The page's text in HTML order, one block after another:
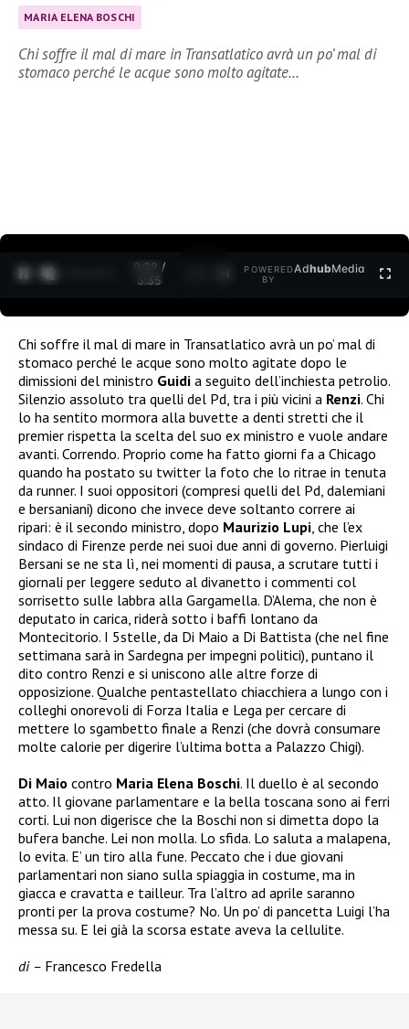
MARIA ELENA BOSCHI
Chi soffre il mal di mare in Transatlatico avrà un po’ mal di
stomaco perché le acque sono molto agitate…
0:30 /
3:35
POWERED
BY
AdhubMedia
Chi soffre il mal di mare in Transatlatico avrà un po’ mal di
stomaco perché le acque sono molto agitate dopo le
dimissioni del ministro Guidi a seguito dell’inchiesta petrolio.
Silenzio assoluto tra quelli del Pd, tra i più vicini a Renzi. Chi
lo ha sentito mormora alla buvette a denti stretti che il
premier rispetta la scelta del suo ex ministro e vuole andare
avanti. Correndo. Proprio come ha fatto giorni fa a Chicago
quando ha postato su twitter la foto che lo ritrae in tenuta
da runner. I suoi oppositori (compresi quelli del Pd, dalemiani
e bersaniani) dicono che invece deve soltanto correre ai
ripari: è il secondo ministro, dopo Maurizio Lupi , che l’ex
sindaco di Firenze perde nei suoi due anni di governo. Pierluigi
Bersani se ne sta lì, nei momenti di pausa, a scrutare tutti i
giornali per leggere seduto al divanetto i commenti col
sorrisetto sulle labbra alla Gargamella. D’Alema, che non è
deputato in carica, riderà sotto i baffi lontano da
Montecitorio. I 5stelle, da Di Maio a Di Battista (che nel fine
settimana sarà in Sardegna per impegni politici), puntano il
dito contro Renzi e si uniscono alle altre forze di
opposizione. Qualche pentastellato chiacchiera a lungo con i
colleghi onorevoli di Forza Italia e Lega per cercare di
mettere lo sgambetto finale a Renzi (che dovrà consumare
molte calorie per digerire l’ultima botta a Palazzo Chigi).
Di Maio contro Maria Elena Boschi. Il duello è al secondo
atto. Il giovane parlamentare e la bella toscana sono ai ferri
corti. Lui non digerisce che la Boschi non si dimetta dopo la
bufera banche. Lei non molla. Lo sfida. Lo saluta a malapena,
lo evita. E’ un tiro alla fune. Peccato che i due giovani
parlamentari non siano sulla spiaggia in costume, ma in
giacca e cravatta e tailleur. Tra l’altro ad aprile saranno
pronti per la prova costume? No. Un po’ di pancetta Luigi l’ha
messa su. E lei già la scorsa estate aveva la cellulite.
di – Francesco Fredella